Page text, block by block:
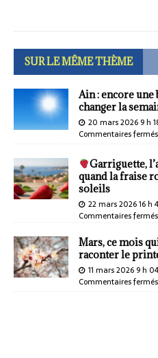
SUR LE MÊME THÈME
Ain : encore une
changer la
20 mars 2026 9 h
Commentaires fermés
Garriguette,
quand la fraise
soleils
22 mars 2026 16 h
Commentaires fermés
Mars, ce mois
raconter le
11 mars 2026 9 h
Commentaires fermés